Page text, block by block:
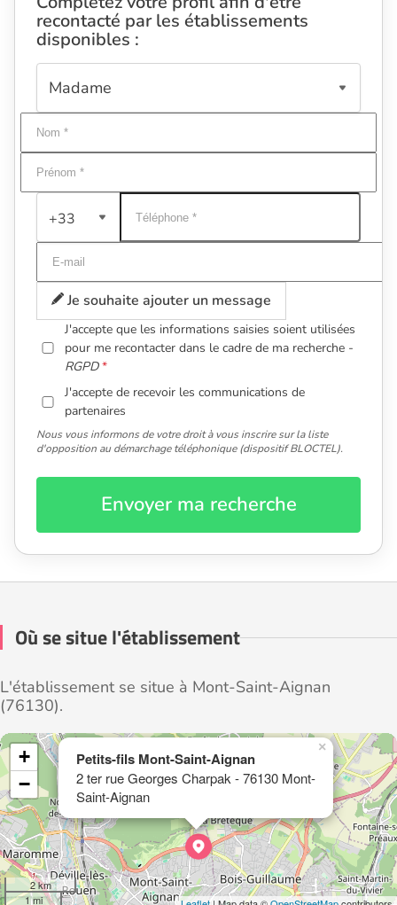
recontacté par les établissements
disponibles :
+33
Je souhaite ajouter un message
J'accepte que les informations saisies soient utilisées
pour me recontacter dans le cadre de ma recherche -
RGPD
J'accepte de recevoir les communications de
partenaires
Nous vous informons de votre droit à vous inscrire sur la liste
d'opposition au démarchage téléphonique (dispositif BLOCTEL).
Envoyer ma recherche
Où se situe l'établissement
L'établissement se situe à Mont-Saint-Aignan
(76130).
Petits-fils Mont-Saint-Aignan
2 ter rue Georges Charpak - 76130 Mont-
Saint-Aignan
×
+
−
2 km
1 mi